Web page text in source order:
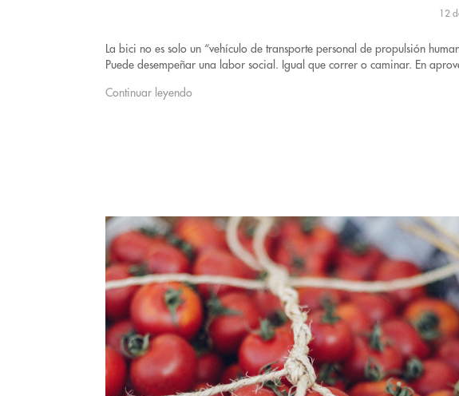
12
La bici no es solo un “vehículo de transporte personal de propulsión
Puede desempeñar una labor social. Igual que correr o caminar. En
Continuar leyendo